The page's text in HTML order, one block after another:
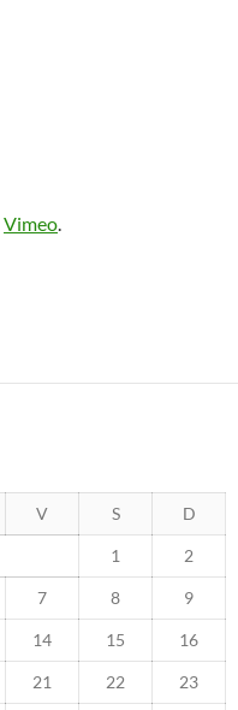
Vimeo.
V S D
1 2
7 8 9
14 15 16
21 22 23